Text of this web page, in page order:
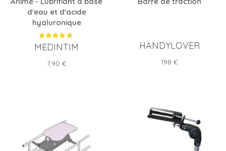
d'eau et d'acide
hyaluronique
MEDINTIM
Prix
7,90 €
HANDYLOVER
Prix
198 €